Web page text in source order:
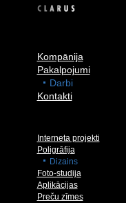
Kompānija
Pakalpojumi
Darbi
Kontakti
Interneta projekti
Poligrāfija
Dizains
Foto-studija
Aplikācijas
Preču zīmes